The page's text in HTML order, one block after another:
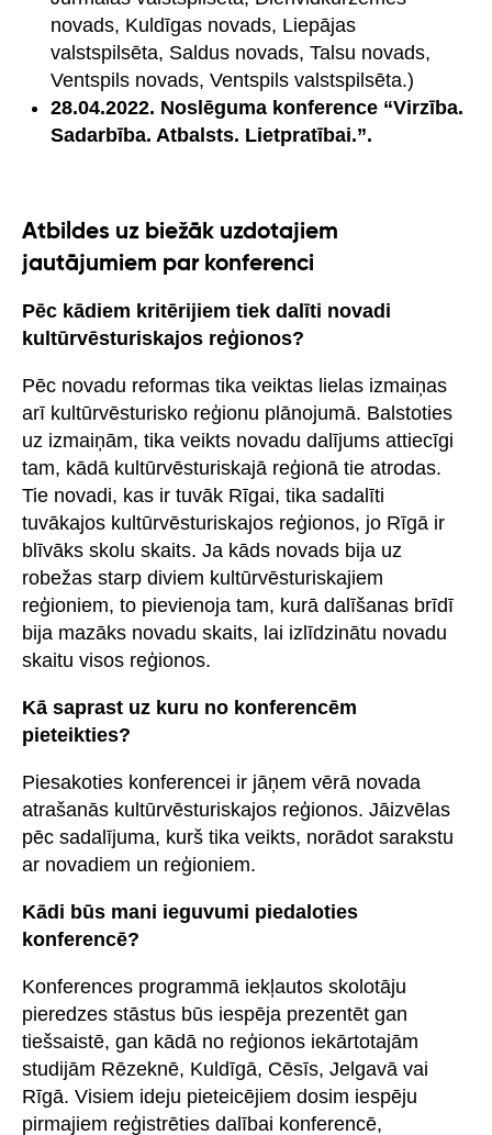
novads, Kuldīgas novads, Liepājas
valstspilsēta, Saldus novads, Talsu novads,
Ventspils novads, Ventspils valstspilsēta.)
28.04.2022. Noslēguma konference “Virzība.
Sadarbība. Atbalsts. Lietpratībai.”.
Atbildes uz biežāk uzdotajiem
jautājumiem par konferenci
Pēc kādiem kritērijiem tiek dalīti novadi
kultūrvēsturiskajos reģionos?
Pēc novadu reformas tika veiktas lielas izmaiņas
arī kultūrvēsturisko reģionu plānojumā. Balstoties
uz izmaiņām, tika veikts novadu dalījums attiecīgi
tam, kādā kultūrvēsturiskajā reģionā tie atrodas.
Tie novadi, kas ir tuvāk Rīgai, tika sadalīti
tuvākajos kultūrvēsturiskajos reģionos, jo Rīgā ir
blīvāks skolu skaits. Ja kāds novads bija uz
robežas starp diviem kultūrvēsturiskajiem
reģioniem, to pievienoja tam, kurā dalīšanas brīdī
bija mazāks novadu skaits, lai izlīdzinātu novadu
skaitu visos reģionos.
Kā saprast uz kuru no konferencēm
pieteikties?
Piesakoties konferencei ir jāņem vērā novada
atrašanās kultūrvēsturiskajos reģionos. Jāizvēlas
pēc sadalījuma, kurš tika veikts, norādot sarakstu
ar novadiem un reģioniem.
Kādi būs mani ieguvumi piedaloties
konferencē?
Konferences programmā iekļautos skolotāju
pieredzes stāstus būs iespēja prezentēt gan
tiešsaistē, gan kādā no reģionos iekārtotajām
studijām Rēzeknē, Kuldīgā, Cēsīs, Jelgavā vai
Rīgā. Visiem ideju pieteicējiem dosim iespēju
pirmajiem reģistrēties dalībai konferencē,